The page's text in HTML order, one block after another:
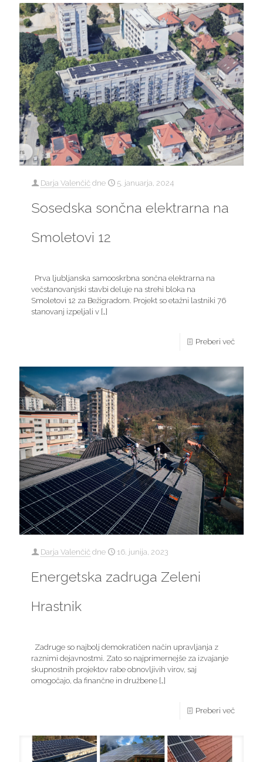
Darja Valenčič dne 5. januarja, 2024
Sosedska sončna elektrarna na
Smoletovi 12
Prva ljubljanska samooskrbna sončna elektrarna na
večstanovanjski stavbi deluje na strehi bloka na
Smoletovi 12 za Bežigradom. Projekt so etažni lastniki 76
stanovanj izpeljali v […]
Preberi več
Darja Valenčič dne 16. junija, 2023
Energetska zadruga Zeleni
Hrastnik
Zadruge so najbolj demokratičen način upravljanja z
raznimi dejavnostmi. Zato so najprimernejše za izvajanje
skupnostnih projektov rabe obnovljivih virov, saj
omogočajo, da finančne in družbene […]
Preberi več